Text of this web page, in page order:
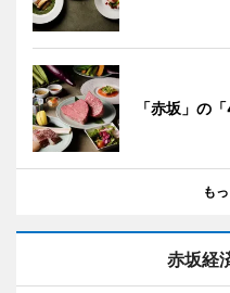
「赤坂」の
も
赤坂経